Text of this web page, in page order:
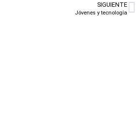
SIGUIENTE
Jóvenes y tecnología